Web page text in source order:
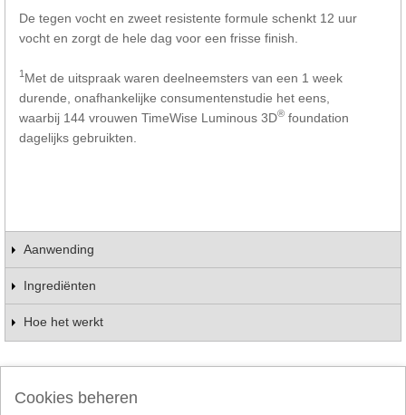
De tegen vocht en zweet resistente formule schenkt 12 uur
vocht en zorgt de hele dag voor een frisse finish.
1 Met de uitspraak waren deelneemsters van een 1 week
durende, onafhankelijke consumentenstudie het eens,
waarbij 144 vrouwen TimeWise Luminous 3D® foundation
dagelijks gebruikten.
Aanwending
Ingrediënten
Hoe het werkt
Cookies beheren